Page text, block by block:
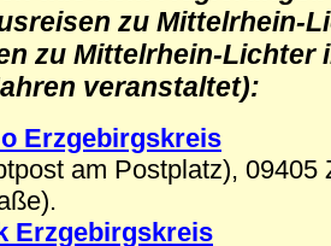
zu Mittelrhein-
zu Mittelrhein-Lichter
veranstaltet):
Erzgebirgskreis
am Postplatz), 09405
Erzgebirgskreis